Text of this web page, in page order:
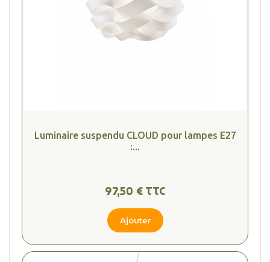
Luminaire suspendu CLOUD pour lampes E27
:...
97,50 € TTC
Ajouter